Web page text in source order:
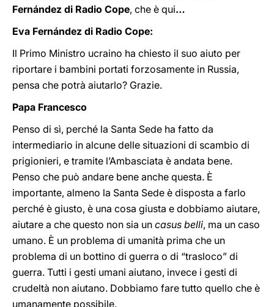
Fernández di Radio Cope, che è qui…
Eva Fernández di Radio Cope:
Il Primo Ministro ucraino ha chiesto il suo aiuto per
riportare i bambini portati forzosamente in Russia,
pensa che potrà aiutarlo? Grazie.
Papa Francesco
Penso di sì, perché la Santa Sede ha fatto da
intermediario in alcune delle situazioni di scambio di
prigionieri, e tramite l’Ambasciata è andata bene.
Penso che può andare bene anche questa. È
importante, almeno la Santa Sede è disposta a farlo
perché è giusto, è una cosa giusta e dobbiamo aiutare,
aiutare a che questo non sia un casus belli, ma un caso
umano. È un problema di umanità prima che un
problema di un bottino di guerra o di “trasloco” di
guerra. Tutti i gesti umani aiutano, invece i gesti di
crudeltà non aiutano. Dobbiamo fare tutto quello che è
umanamente possibile.